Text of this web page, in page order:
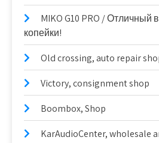
MIKO G10 PRO / Отличный
копейки!
Old crossing, auto repair
Victory, consignment shop
Boombox, Shop
KarAudioCenter, wholesale